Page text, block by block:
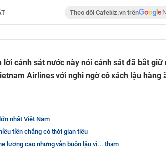
Theo dõi Cafebiz.vn trên
lời cảnh sát nước này nói cảnh sát đã bắt giữ
Airlines với nghi ngờ cô xách lậu hàng
nhất Việt Nam
tiền chẳng có thời gian tiêu
lương cao nhưng vẫn buôn lậu vì... tham